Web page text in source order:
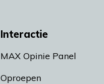
Interactie
MAX Opinie Panel
Oproepen